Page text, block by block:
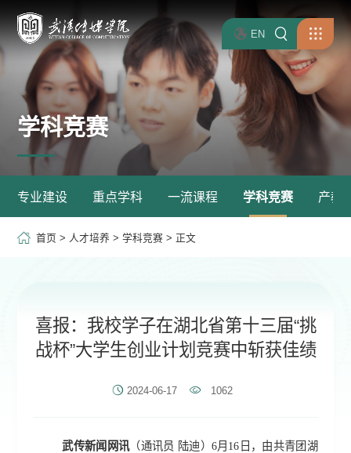
EN
学科竞赛
专业建设 重点学科 一流课程 学科竞赛 产教
首页 > 人才培养 >学科竞赛 > 正文
喜报：我校学子在湖北省第十三届“挑
战杯”大学生创业计划竞赛中斩获佳绩
2024-06-17 1062
武传新闻网讯（通讯员 陆迪 ） 6月16日，由共青团湖